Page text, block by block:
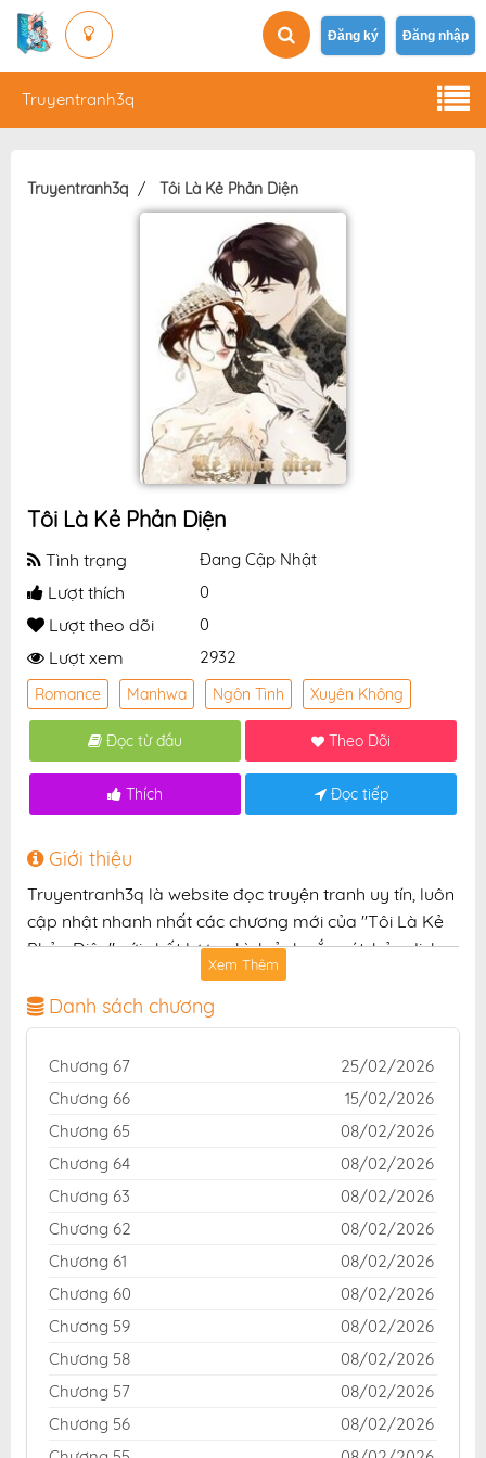
Đăng ký Đăng nhập
Truyentranh3q
Truyentranh3q Tôi Là Kẻ Phản Diện
Tôi Là Kẻ Phản Diện
Tình trạng Đang Cập Nhật
Lượt thích 0
Lượt theo dõi 0
Lượt xem 2932
Romance Manhwa Ngôn Tình Xuyên Không
Đọc từ đầu Theo Dõi
Thích Đọc tiếp
Giới thiệu
Truyentranh3q là website đọc truyện tranh uy tín, luôn
cập nhật nhanh nhất các chương mới của "Tôi Là Kẻ
Phản Diện" với chất lượng hình ảnh sắc nét, bản dịch
chuẩn và giao diện thân thiện, mang đến trải nghiệm
đọc truyện hấp dẫn, tiện lợi, hoàn toàn miễn phí cho
độc giả yêu thích truyện tranh online.
Xem Thêm
Danh sách chương
Chương 67
25/02/2026
Chương 66
15/02/2026
Chương 65
08/02/2026
Chương 64
08/02/2026
Chương 63
08/02/2026
Chương 62
08/02/2026
Chương 61
08/02/2026
Chương 60
08/02/2026
Chương 59
08/02/2026
Chương 58
08/02/2026
Chương 57
08/02/2026
Chương 56
08/02/2026